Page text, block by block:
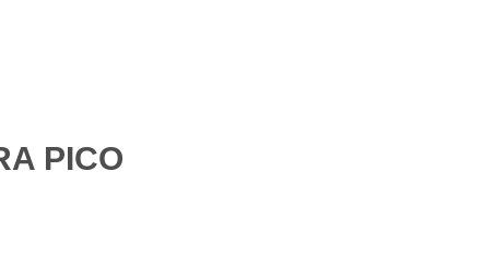
PICO